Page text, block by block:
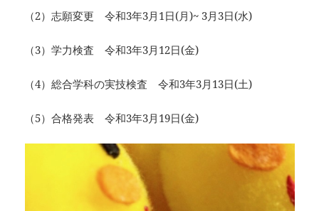
（2）志願変更 令和3年3月1日(月)~ 3月3日(水)
（3）学力検査 令和3年3月12日(金)
（4）総合学科の実技検査 令和3年3月13日(土)
（5）合格発表 令和3年3月19日(金)